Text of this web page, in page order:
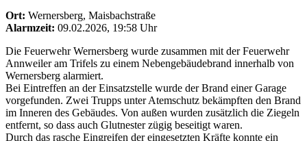
Ort: Wernersberg, Maisbachstraße
Alarmzeit: 09.02.2026, 19:58 Uhr
Die Feuerwehr Wernersberg wurde zusammen mit der Feuerwehr
Annweiler am Trifels zu einem Nebengebäudebrand innerhalb von
Wernersberg alarmiert.
Bei Eintreffen an der Einsatzstelle wurde der Brand einer Garage
vorgefunden. Zwei Trupps unter Atemschutz bekämpften den Brand
im Inneren des Gebäudes. Von außen wurden zusätzlich die Ziegeln
entfernt, so dass auch Glutnester zügig beseitigt waren.
Durch das rasche Eingreifen der eingesetzten Kräfte konnte ein